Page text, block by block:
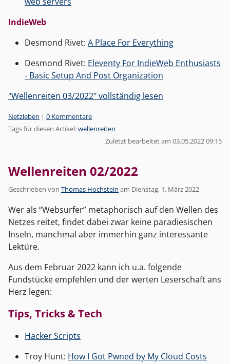
IndieWeb
Desmond Rivet: A Place For Everything
Desmond Rivet: Eleventy For IndieWeb Enthusiasts
- Basic Setup And Post Organization
"Wellenreiten 03/2022" vollständig lesen
Kategorien:
Netzleben | 0 Kommentare
Tags für diesen Artikel:wellenreiten
Zuletzt bearbeitet am 03.05.2022 09:15
Wellenreiten 02/2022
Geschrieben von Thomas Hochstein am Dienstag, 1. März 2022
Wer als “Websurfer” metaphorisch auf den Wellen des
Netzes reitet, findet dabei zwar keine paradiesischen
Inseln, manchmal aber immerhin ganz interessante
Lektüre.
Aus dem Februar 2022 kann ich u.a. folgende
Fundstücke empfehlen und der werten Leserschaft ans
Herz legen:
Tips, Tricks & Tech
Hacker Scripts
Troy Hunt: How I Got Pwned by My Cloud Costs